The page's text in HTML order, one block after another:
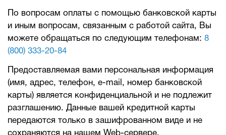
По вопросам оплаты с помощью банковской карты
и иным вопросам, связанным с работой сайта, Вы
можете обращаться по следующим телефонам: 8
(800) 333-20-84
Предоставляемая вами персональная информация
(имя, адрес, телефон, e-mail, номер банковской
карты) является конфиденциальной и не подлежит
разглашению. Данные вашей кредитной карты
передаются только в зашифрованном виде и не
сохраняются на нашем Web-сервере.